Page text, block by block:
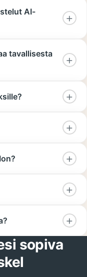
AI-
tavallisesta
sopiva